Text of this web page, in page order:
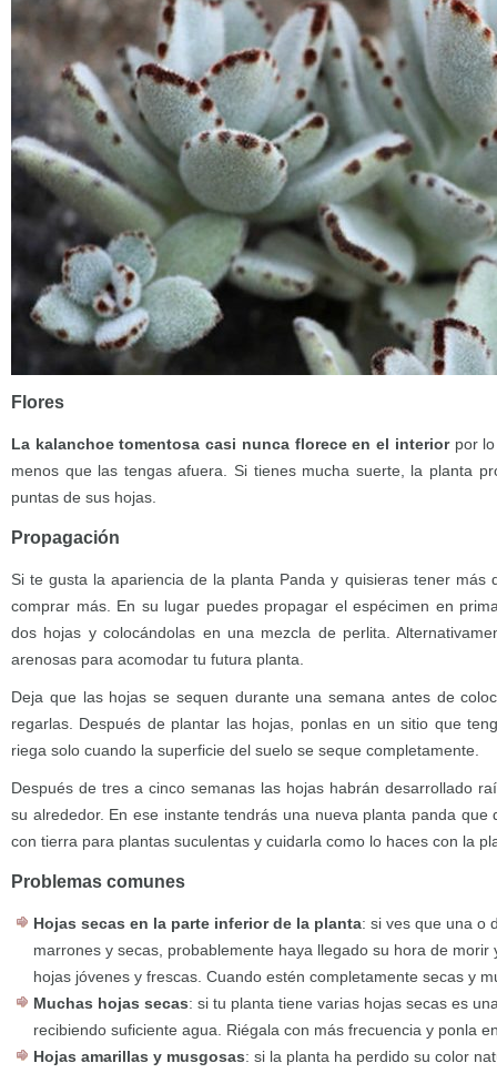
Flores
La kalanchoe tomentosa casi nunca florece en el interiorpor lo
menos que las tengas afuera. Si tienes mucha suerte, la planta
puntas de sus hojas.
Propagación
Si te gusta la apariencia de la planta Panda y quisieras tener más
comprar más. En su lugar puedes propagar el espécimen en
dos hojas y colocándolas en una mezcla de perlita.
arenosas para acomodar tu futura planta.
Deja que las hojas se sequen durante una semana antes de
regarlas. Después de plantar las hojas, ponlas en un sitio que
riega solo cuando la superficie del suelo se seque completamente.
Después de tres a cinco semanas las hojas habrán desarrollado
su alrededor. En ese instante tendrás una nueva planta panda que
con tierra para plantas suculentas y cuidarla como lo haces con la
Problemas comunes
Hojas secas en la parte inferior de la planta: si ves que una o
marrones y secas, probablemente haya llegado su hora de morir
hojas jóvenes y frescas. Cuando estén completamente secas y
Muchas hojas secas: si tu planta tiene varias hojas secas es
recibiendo suficiente agua. Riégala con más frecuencia y ponla
Hojas amarillas y musgosas: si la planta ha perdido su color